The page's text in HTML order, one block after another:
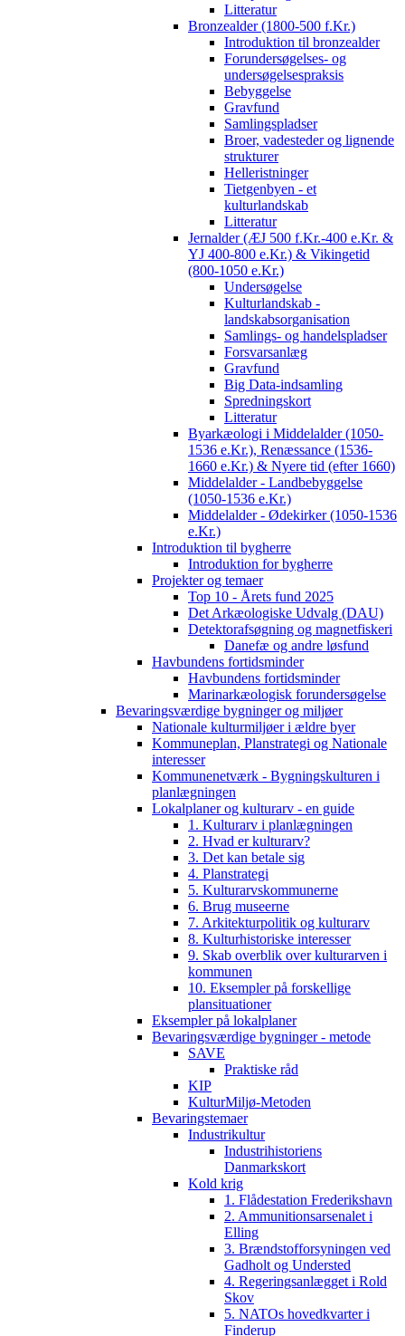
Litteratur
Bronzealder (1800-500 f.Kr.)
Introduktion til bronzealder
Forundersøgelses- og
undersøgelsespraksis
Bebyggelse
Gravfund
Samlingspladser
Broer, vadesteder og lignende
strukturer
Helleristninger
Tietgenbyen - et
kulturlandskab
Litteratur
Jernalder (ÆJ 500 f.Kr.-400 e.Kr. &
YJ 400-800 e.Kr.) & Vikingetid
(800-1050 e.Kr.)
Undersøgelse
Kulturlandskab -
landskabsorganisation
Samlings- og handelspladser
Forsvarsanlæg
Gravfund
Big Data-indsamling
Spredningskort
Litteratur
Byarkæologi i Middelalder (1050-
1536 e.Kr.), Renæssance (1536-
1660 e.Kr.) & Nyere tid (efter 1660)
Middelalder - Landbebyggelse
(1050-1536 e.Kr.)
Middelalder - Ødekirker (1050-1536
e.Kr.)
Introduktion til bygherre
Introduktion for bygherre
Projekter og temaer
Top 10 - Årets fund 2025
Det Arkæologiske Udvalg (DAU)
Detektorafsøgning og magnetfiskeri
Danefæ og andre løsfund
Havbundens fortidsminder
Havbundens fortidsminder
Marinarkæologisk forundersøgelse
Bevaringsværdige bygninger og miljøer
Nationale kulturmiljøer i ældre byer
Kommuneplan, Planstrategi og Nationale
interesser
Kommunenetværk - Bygningskulturen i
planlægningen
Lokalplaner og kulturarv - en guide
1. Kulturarv i planlægningen
2. Hvad er kulturarv?
3. Det kan betale sig
4. Planstrategi
5. Kulturarvskommunerne
6. Brug museerne
7. Arkitekturpolitik og kulturarv
8. Kulturhistoriske interesser
9. Skab overblik over kulturarven i
kommunen
10. Eksempler på forskellige
plansituationer
Eksempler på lokalplaner
Bevaringsværdige bygninger - metode
SAVE
Praktiske råd
KIP
KulturMiljø-Metoden
Bevaringstemaer
Industrikultur
Industrihistoriens
Danmarkskort
Kold krig
1. Flådestation Frederikshavn
2. Ammunitionsarsenalet i
Elling
3. Brændstofforsyningen ved
Gadholt og Understed
4. Regeringsanlægget i Rold
Skov
5. NATOs hovedkvarter i
Finderup